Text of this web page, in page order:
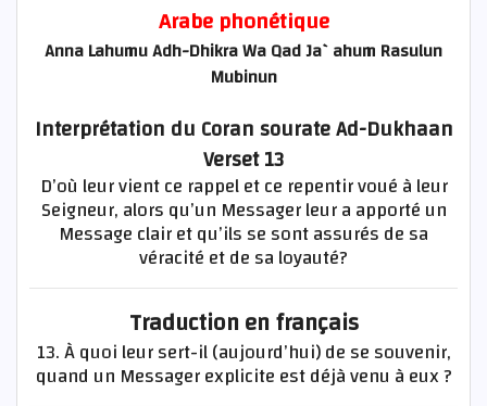
Arabe phonétique
Anna Lahumu Adh-Dhikra Wa Qad Ja`ahum Rasulun
Mubinun
Interprétation du Coran sourate Ad-Dukhaan
Verset 13
D’où leur vient ce rappel et ce repentir voué à leur
Seigneur, alors qu’un Messager leur a apporté un
Message clair et qu’ils se sont assurés de sa
véracité et de sa loyauté?
Traduction en français
13. À quoi leur sert-il (aujourd’hui) de se souvenir,
quand un Messager explicite est déjà venu à eux ?